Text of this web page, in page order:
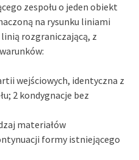
zespołu o jeden obiekt
na rysunku liniami
rozgraniczającą, z
wejściowych, identyczna z
2 kondygnacje bez
materiałów
formy istniejącego